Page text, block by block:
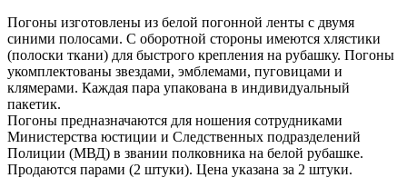
Погоны изготовлены из белой погонной ленты с двумя
синими полосами. С оборотной стороны имеются хлястики
(полоски ткани) для быстрого крепления на рубашку. Погоны
укомплектованы звездами, эмблемами, пуговицами и
клямерами. Каждая пара упакована в индивидуальный
пакетик.
Погоны предназначаются для ношения сотрудниками
Министерства юстиции и Следственных подразделений
Полиции (МВД) в звании полковника на белой рубашке.
Продаются парами (2 штуки). Цена указана за 2 штуки.